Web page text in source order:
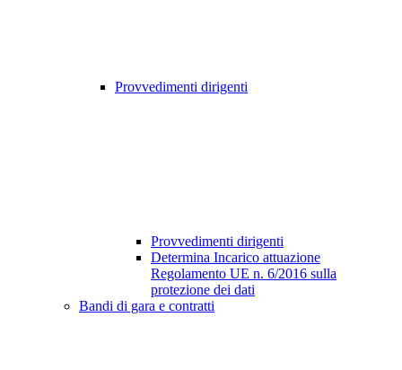
Provvedimenti dirigenti
Provvedimenti dirigenti
Determina Incarico attuazione
Regolamento UE n. 6/2016 sulla
protezione dei dati
Bandi di gara e contratti